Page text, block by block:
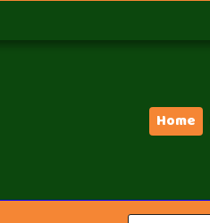
Home